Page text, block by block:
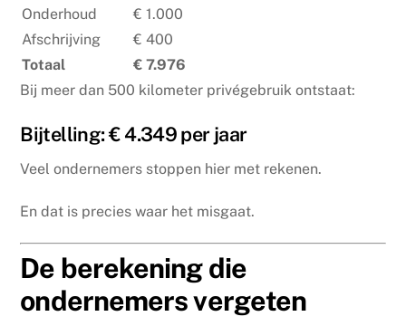
Onderhoud
€ 1.000
Afschrijving
€ 400
Totaal
€ 7.976
Bij meer dan 500 kilometer privégebruik ontstaat:
Bijtelling: € 4.349 per jaar
Veel ondernemers stoppen hier met rekenen.
En dat is precies waar het misgaat.
De berekening die
ondernemers vergeten